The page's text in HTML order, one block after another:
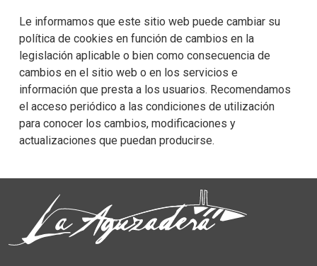
Le informamos que este sitio web puede cambiar su
política de cookies en función de cambios en la
legislación aplicable o bien como consecuencia de
cambios en el sitio web o en los servicios e
información que presta a los usuarios. Recomendamos
el acceso periódico a las condiciones de utilización
para conocer los cambios, modificaciones y
actualizaciones que puedan producirse.